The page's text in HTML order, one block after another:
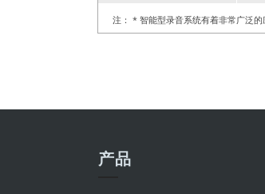
注： * 智能型录音系统有着非常广泛
产品